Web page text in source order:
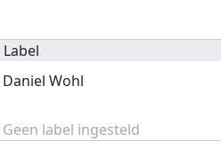
Label
Daniel Wohl
Geen label ingesteld